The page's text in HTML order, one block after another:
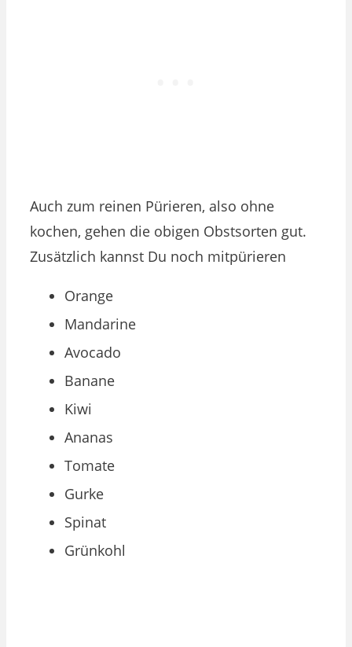
Auch zum reinen Pürieren, also ohne
kochen, gehen die obigen Obstsorten gut.
Zusätzlich kannst Du noch mitpürieren
Orange
Mandarine
Avocado
Banane
Kiwi
Ananas
Tomate
Gurke
Spinat
Grünkohl